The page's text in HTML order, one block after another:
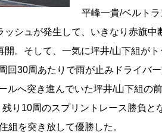
平峰一貴/ベルト
シュが発生して、いきなり赤旗中
。そして、一気に坪井/山下組が
回30周あたりで雨が止みドライバ
ルへ突き進んでいた坪井/山下組の
り10周のスプリントレース勝負と
組を突き放して優勝した。